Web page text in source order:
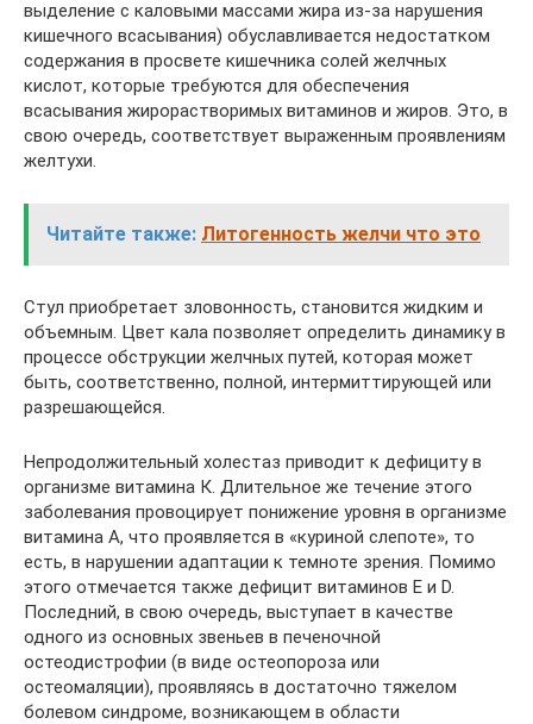
выделение с каловыми массами жира из-за нарушения
кишечного всасывания) обуславливается недостатком
содержания в просвете кишечника солей желчных
кислот, которые требуются для обеспечения
всасывания жирорастворимых витаминов и жиров. Это, в
свою очередь, соответствует выраженным проявлениям
желтухи.
Читайте также: Литогенность желчи что это
Стул приобретает зловонность, становится жидким и
объемным. Цвет кала позволяет определить динамику в
процессе обструкции желчных путей, которая может
быть, соответственно, полной, интермиттирующей или
разрешающейся.
Непродолжительный холестаз приводит к дефициту в
организме витамина К. Длительное же течение этого
заболевания провоцирует понижение уровня в организме
витамина А, что проявляется в «куриной слепоте», то
есть, в нарушении адаптации к темноте зрения. Помимо
этого отмечается также дефицит витаминов Е и D.
Последний, в свою очередь, выступает в качестве
одного из основных звеньев в печеночной
остеодистрофии (в виде остеопороза или
остеомаляции), проявляясь в достаточно тяжелом
болевом синдроме, возникающем в области